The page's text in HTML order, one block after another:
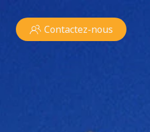
Contactez-nous